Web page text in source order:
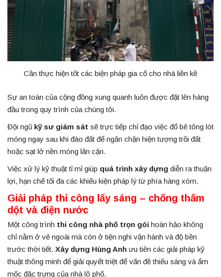
Cần thực hiện tốt các biện pháp gia cố cho nhà liền kề
Sự an toàn của cộng đồng xung quanh luôn được đặt lên hàng
đầu trong quy trình của chúng tôi.
Đội ngũ kỹ sư giám sát sẽ trực tiếp chỉ đạo việc đổ bê tông lót
móng ngay sau khi đào đất để ngăn chặn hiện tượng trồi đất
hoặc sạt lở nền móng lân cận.
Việc xử lý kỹ thuật tỉ mỉ giúp quá trình xây dựng diễn ra thuận
lợi, hạn chế tối đa các khiếu kiện pháp lý từ phía hàng xóm.
Giải pháp thi công lấy sáng – chống thấm
dột và điện nước
Một công trình thi công nhà phố trọn gói hoàn hảo không
chỉ nằm ở vẻ ngoài mà còn ở tiện nghi vận hành và độ bền
trước thời tiết. Xây dựng Hùng Anh ưu tiên các giải pháp kỹ
thuật thông minh để giải quyết triệt để vấn đề thiếu sáng và ẩm
mốc đặc trưng của nhà lô phố.